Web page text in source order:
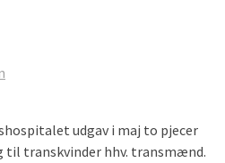
udgav i maj to pjecer
transkvinder hhv. transmænd.